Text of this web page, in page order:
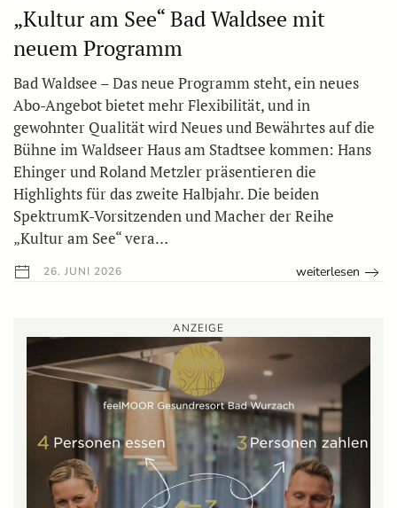
„Kultur am See“ Bad Waldsee mit
neuem Programm
Bad Waldsee – Das neue Programm steht, ein neues
Abo-Angebot bietet mehr Flexibilität, und in
gewohnter Qualität wird Neues und Bewährtes auf die
Bühne im Waldseer Haus am Stadtsee kommen: Hans
Ehinger und Roland Metzler präsentieren die
Highlights für das zweite Halbjahr. Die beiden
SpektrumK-Vorsitzenden und Macher der Reihe
„Kultur am See“ vera…
26. JUNI 2026 weiterlesen
ANZEIGE